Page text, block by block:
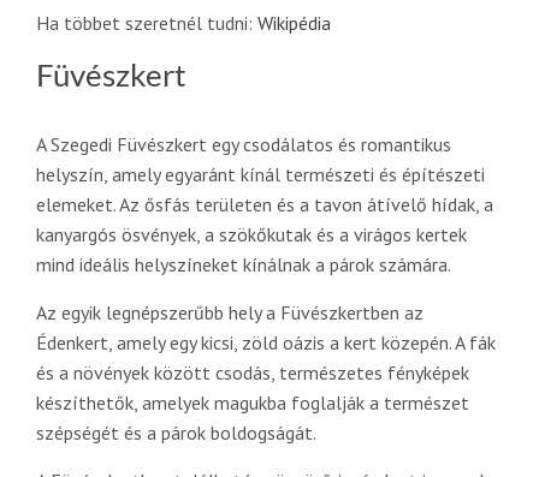
Ha többet szeretnél tudni: Wikipédia
Füvészkert
A Szegedi Füvészkert egy csodálatos és romantikus
helyszín, amely egyaránt kínál természeti és építészeti
elemeket. Az ősfás területen és a tavon átívelő hídak, a
kanyargós ösvények, a szökőkutak és a virágos kertek
mind ideális helyszíneket kínálnak a párok számára.
Az egyik legnépszerűbb hely a Füvészkertben az
Édenkert, amely egy kicsi, zöld oázis a kert közepén. A fák
és a növények között csodás, természetes fényképek
készíthetők, amelyek magukba foglalják a természet
szépségét és a párok boldogságát.